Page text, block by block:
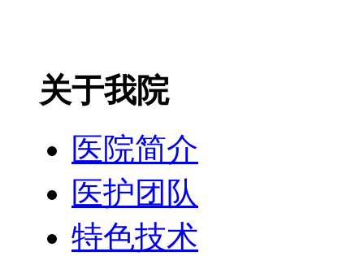
关于我院
医院简介
医护团队
特色技术